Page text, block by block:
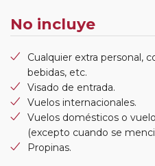
No incluye
Cualquier extra personal,
bebidas, etc.
Visado de entrada.
Vuelos internacionales.
Vuelos domésticos o
(excepto cuando se
Propinas.